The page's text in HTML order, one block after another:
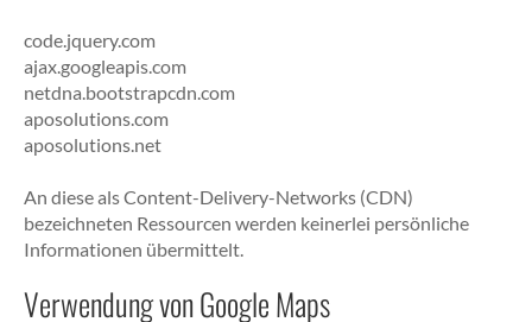
code.jquery.com
ajax.googleapis.com
netdna.bootstrapcdn.com
aposolutions.com
aposolutions.net
An diese als Content-Delivery-Networks (CDN)
bezeichneten Ressourcen werden keinerlei persönliche
Informationen übermittelt.
Verwendung von Google Maps